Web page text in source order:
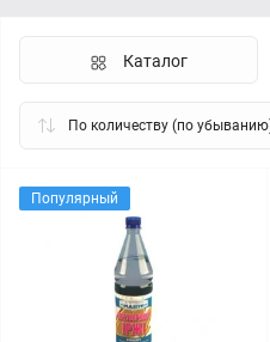
Каталог
Популярный